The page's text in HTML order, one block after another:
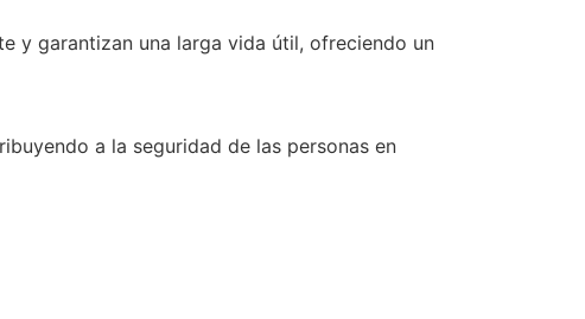
y garantizan una larga vida útil, ofreciendo un
a la seguridad de las personas en